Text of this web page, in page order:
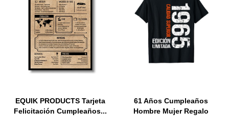
EQUIK PRODUCTS Tarjeta
Felicitación Cumpleaños...
61 Años Cumpleaños
Hombre Mujer Regalo